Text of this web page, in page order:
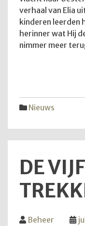
verhaal van Elia
kinderen leerden
herinner wat Hij
nimmer meer
Nieuws
DE
Beheer